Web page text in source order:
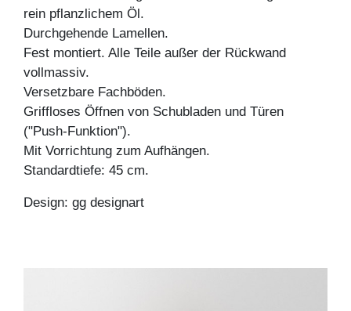
rein pflanzlichem Öl.
Durchgehende Lamellen.
Fest montiert. Alle Teile außer der Rückwand
vollmassiv.
Versetzbare Fachböden.
Griffloses Öffnen von Schubladen und Türen
("Push-Funktion").
Mit Vorrichtung zum Aufhängen.
Standardtiefe: 45 cm.
Design: gg designart